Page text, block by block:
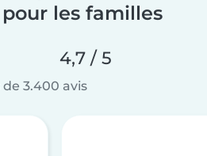
les familles
4,7 / 5
de 3.400 avis